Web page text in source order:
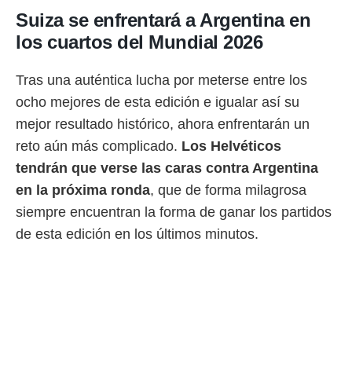
Suiza se enfrentará a Argentina en
los cuartos del Mundial 2026
Tras una auténtica lucha por meterse entre los
ocho mejores de esta edición e igualar así su
mejor resultado histórico, ahora enfrentarán un
reto aún más complicado. Los Helvéticos
tendrán que verse las caras contra Argentina
en la próxima ronda, que de forma milagrosa
siempre encuentran la forma de ganar los partidos
de esta edición en los últimos minutos.